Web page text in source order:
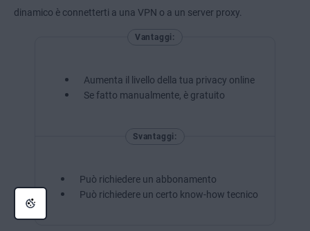
dinamico è connetterti a una VPN o a un server proxy.
Vantaggi:
Aumenta il livello della tua privacy online
Se fatto manualmente, è gratuito
Svantaggi:
Può richiedere un abbonamento
Può richiedere un certo know-how tecnico